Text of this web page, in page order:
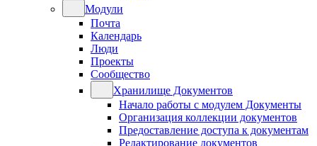
Модули
Почта
Календарь
Люди
Проекты
Сообщество
Хранилище Документов
Начало работы с модулем Документы
Организация коллекции документов
Предоставление доступа к документам
Редактирование документов